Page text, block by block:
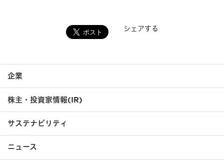
シェアする
企業
株主・投資家情報(IR)
サステナビリティ
ニュース